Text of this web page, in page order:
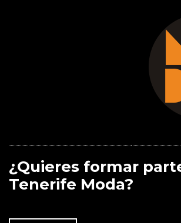
¿Quieres formar
Tenerife Moda?